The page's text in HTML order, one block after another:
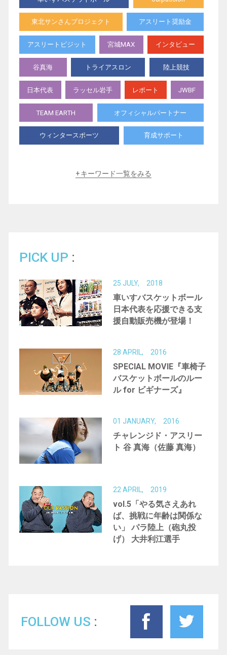
東北サンさんプロジェクト アスリート奨励金
アスリートビジット 宮城MAX インタビュー
谷真海 トライアスロン 陸上競技
日本代表 ラッセル岩手 レポート JWBF
TEAM EARTH オフィシャルパートナー
ウィンタースポーツ 育成サポート
ブラインドスケートボード 国産車いすメーカー
義肢装具士 成田凌 活動
キーワード一覧をみる
PICK UP
25 JULY, 2018
車いすバスケットボール
日本代表を応援できる支
援自動販売機が登場！
28 APRIL, 2016
SPECIAL MOVIE『車椅子
バスケットボールのルー
ル for ビギナーズ』
01 JANUARY, 2016
チャレンジド・アスリー
ト 谷 真海（佐藤 真海）
22 APRIL, 2019
vol.5「やる気さえあれ
ば、挑戦に年齢は関係な
い」 パラ陸上（砲丸投
げ） 大井利江選手
FOLLOW US